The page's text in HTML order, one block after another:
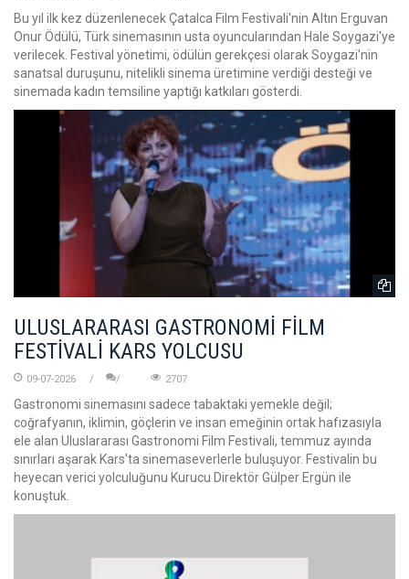
Bu yıl ilk kez düzenlenecek Çatalca Film Festivali'nin Altın Erguvan
Onur Ödülü, Türk sinemasının usta oyuncularından Hale Soygazi'ye
verilecek. Festival yönetimi, ödülün gerekçesi olarak Soygazi'nin
sanatsal duruşunu, nitelikli sinema üretimine verdiği desteği ve
sinemada kadın temsiline yaptığı katkıları gösterdi.
ULUSLARARASI GASTRONOMİ FİLM
FESTİVALİ KARS YOLCUSU
09-07-2026 2707
Gastronomi sinemasını sadece tabaktaki yemekle değil;
coğrafyanın, iklimin, göçlerin ve insan emeğinin ortak hafızasıyla
ele alan Uluslararası Gastronomi Film Festivali, temmuz ayında
sınırları aşarak Kars'ta sinemaseverlerle buluşuyor. Festivalin bu
heyecan verici yolculuğunu Kurucu Direktör Gülper Ergün ile
konuştuk.